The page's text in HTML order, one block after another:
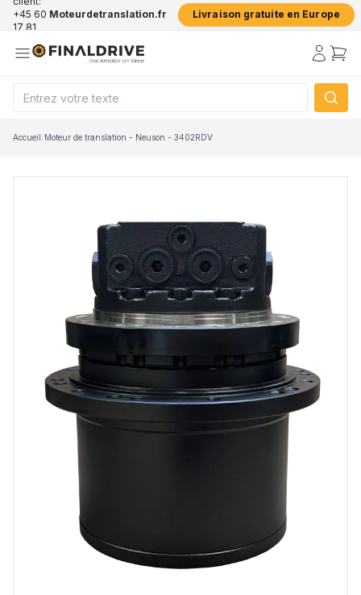
+45 60
17 81
Moteurdetranslation.fr Livraison gratuite en Europe
Accueil/Moteur de translation - Neuson - 3402RDV